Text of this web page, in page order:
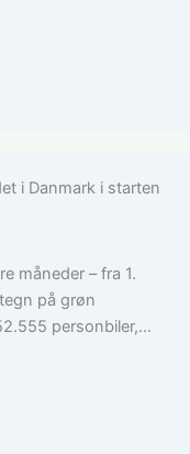
i Danmark i starten
måneder – fra 1.
på grøn
personbiler,...